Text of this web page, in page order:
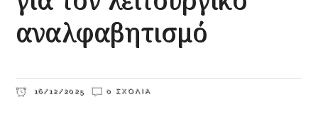
αναλφαβητισμό
16/12/2025 0 ΣΧΌΛΙΑ